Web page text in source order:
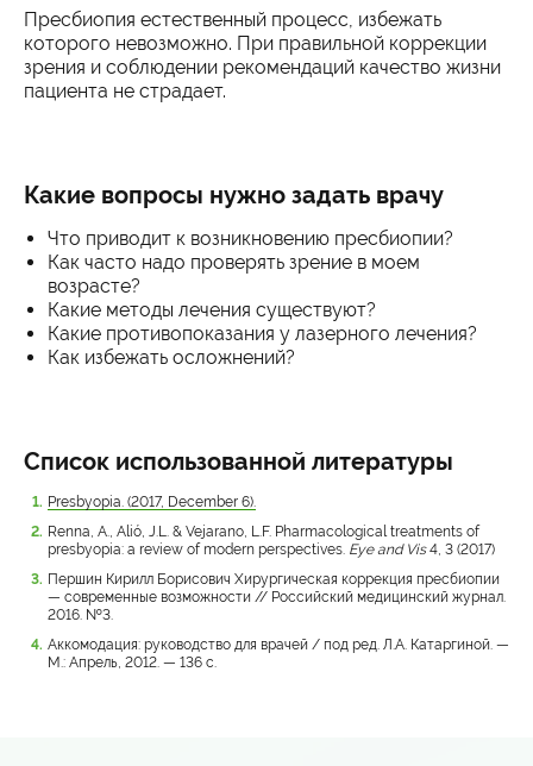
Пресбиопия естественный процесс, избежать
которого невозможно. При правильной коррекции
зрения и соблюдении рекомендаций качество жизни
пациента не страдает.
Какие вопросы нужно задать врачу
Что приводит к возникновению пресбиопии?
Как часто надо проверять зрение в моем
возрасте?
Какие методы лечения существуют?
Какие противопоказания у лазерного лечения?
Как избежать осложнений?
Список использованной литературы
Presbyopia. (2017, December 6).
Renna, A., Alió, J.L. & Vejarano, L.F. Pharmacological treatments of
presbyopia: a review of modern perspectives. Eye and Vis4, 3 (2017)
Першин Кирилл Борисович Хирургическая коррекция пресбиопии
— современные возможности // Российский медицинский журнал.
2016. №3.
Аккомодация: руководство для врачей / под ред. Л.А. Катаргиной. —
М.: Апрель, 2012. — 136 с.